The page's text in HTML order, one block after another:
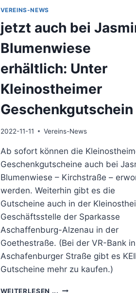
VEREINS-NEWS
jetzt auch bei
Blumenwiese
erhältlich: Unter
Kleinostheimer
Geschenkgutschein
2022-11-11 Vereins-News
Ab sofort können die
Geschenkgutscheine auch bei
Blumenwiese – Kirchstraße –
werden. Weiterhin gibt es die
Gutscheine auch in der
Geschäftsstelle der Sparkasse
Aschaffenburg-Alzenau in der
Goethestraße. (Bei der VR-Bank
Aschafenburger Straße gibt es
Gutscheine mehr zu kaufen.)
WEITERLESEN ... JETZT